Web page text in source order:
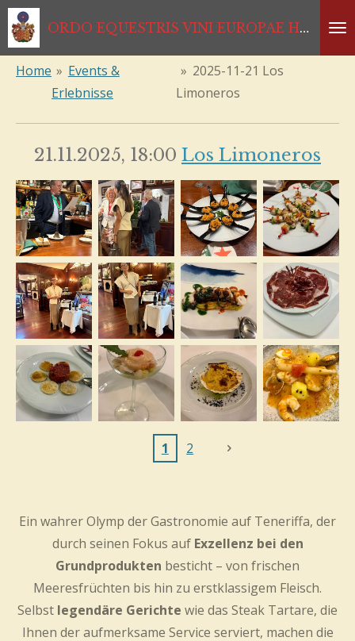
Zum
Hauptinhalt
ORDO EQUESTRIS VINI EUROPAE HABSBURGISCHER RITTERORDEN *1333*1468*1984*2024
Home » Events &
Erlebnisse
» 2025-11-21 Los
Limoneros
21.11.2025, 18:00 Los Limoneros
1 2
Ein wahrer Olymp der Gastronomie auf Teneriffa, der
durch seinen Fokus auf Exzellenz bei den
Grundprodukten besticht – von frischen
Meeresfrüchten bis hin zu erstklassigem Fleisch.
Selbst legendäre Gerichte wie das Steak Tartare, die
Ihnen der aufmerksame Service serviert, machen die